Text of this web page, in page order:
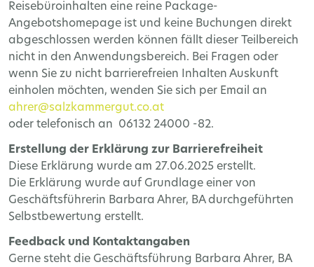
Reisebüroinhalten eine reine Package-
Angebotshomepage ist und keine Buchungen direkt
abgeschlossen werden können fällt dieser Teilbereich
nicht in den Anwendungsbereich. Bei Fragen oder
wenn Sie zu nicht barrierefreien Inhalten Auskunft
einholen möchten, wenden Sie sich per Email an
ahrer@salzkammergut.co.at
oder telefonisch an 06132 24000 -82.
Erstellung der Erklärung zur Barrierefreiheit
Diese Erklärung wurde am 27.06.2025 erstellt.
Die Erklärung wurde auf Grundlage einer von
Geschäftsführerin Barbara Ahrer, BA durchgeführten
Selbstbewertung erstellt.
Feedback und Kontaktangaben
Gerne steht die Geschäftsführung Barbara Ahrer, BA